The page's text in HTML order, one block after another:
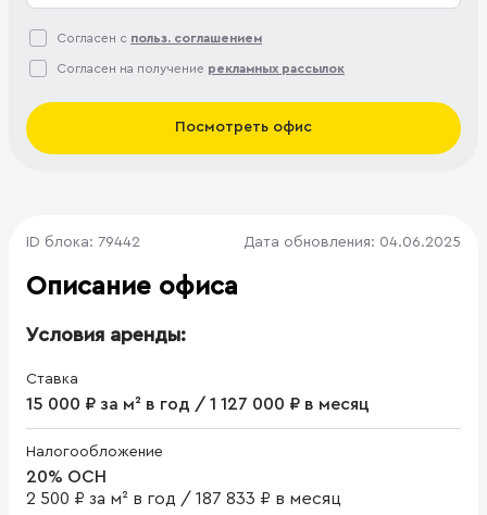
Согласен с польз. соглашением
Согласен на получение рекламных рассылок
Посмотреть офис
ID блока: 79442 Дата обновления: 04.06.2025
Описание офиса
Условия аренды:
Ставка
15 000 ₽ за м² в год / 1 127 000 ₽ в месяц
Налогообложение
20% ОСН
2 500 ₽ за м² в год / 187 833 ₽ в месяц